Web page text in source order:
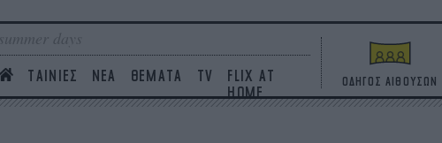
summer days
ΤΑΙΝΙΕΣ ΝΕΑ ΘΕΜΑΤΑ TV
FLIX AT
HOME
ΟΔΗΓΟΣ ΑΙΘΟΥΣΩΝ